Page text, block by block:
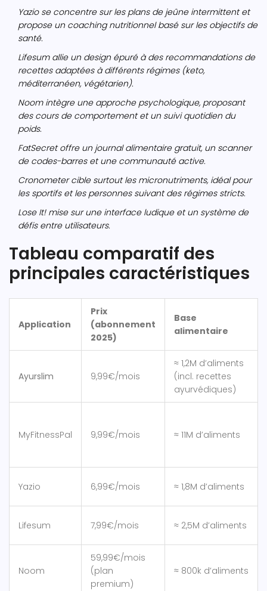
Yazio se concentre sur les plans de jeûne intermittent et
propose un coaching nutritionnel basé sur les objectifs de
santé.
Lifesum allie un design épuré à des recommandations de
recettes adaptées à différents régimes (keto,
méditerranéen, végétarien).
Noom intègre une approche psychologique, proposant
des cours de comportement et un suivi quotidien du
poids.
FatSecret offre un journal alimentaire gratuit, un scanner
de codes-barres et une communauté active.
Cronometer cible surtout les micronutriments, idéal pour
les sportifs et les personnes suivant des régimes stricts.
Lose It! mise sur une interface ludique et un système de
défis entre utilisateurs.
Tableau comparatif des
principales caractéristiques
Application
Prix
(abonnement
2025)
Base
alimentaire
Ayurslim 9,99€/mois
≈ 1,2M d’aliments
(incl. recettes
ayurvédiques)
MyFitnessPal 9,99€/mois ≈ 11M d’aliments
Yazio 6,99€/mois ≈ 1,8M d’aliments
Lifesum 7,99€/mois ≈ 2,5M d’aliments
Noom
59,99€/mois
(plan
premium)
≈ 800k d’aliments